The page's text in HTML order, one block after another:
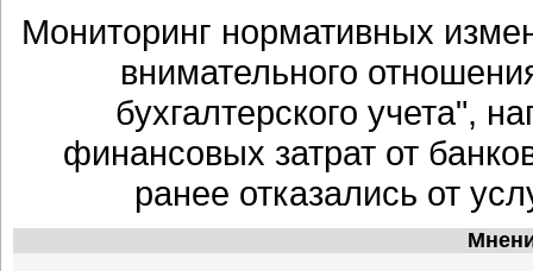
Мониторинг нормативных
внимательного
бухгалтерского учета",
финансовых затрат от
ранее отказались от